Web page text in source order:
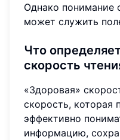
Однако понимание
может служить
Что
скорость
«Здоровая»
скорость, которая
эффективно
информацию,